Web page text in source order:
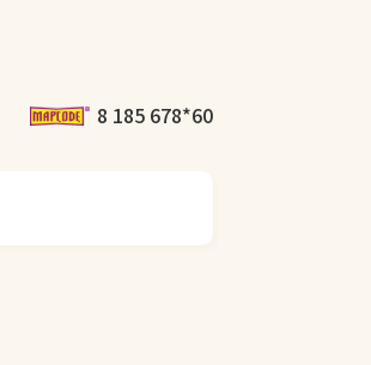
8 185 678*60